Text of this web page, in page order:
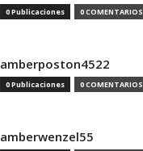
0 Publicaciones 0 COMENTARIOS
amberposton4522
0 Publicaciones 0 COMENTARIOS
amberwenzel55